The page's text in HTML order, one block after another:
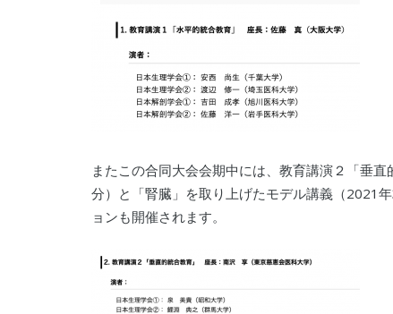
またこの合同大会会期中には、教育講演２「垂
分）と「腎臓」を取り上げたモデル講義（2021
ョンも開催されます。